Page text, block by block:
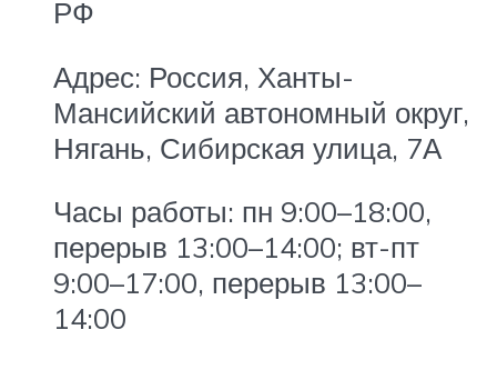
РФ
Адрес: Россия, Ханты-
Мансийский автономный округ,
Нягань, Сибирская улица, 7А
Часы работы: пн 9:00–18:00,
перерыв 13:00–14:00; вт-пт
9:00–17:00, перерыв 13:00–
14:00